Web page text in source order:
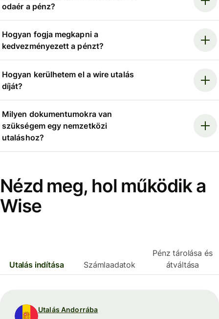
odaér a pénz?
Hogyan fogja megkapni a
kedvezményezett a pénzt?
Hogyan kerülhetem el a wire utalás
díját?
Milyen dokumentumokra van
szükségem egy nemzetközi
utaláshoz?
Nézd meg, hol működik a
Wise
Utalás indítása Számlaadatok
Pénz tárolása és
átváltása
Utalás Andorrába